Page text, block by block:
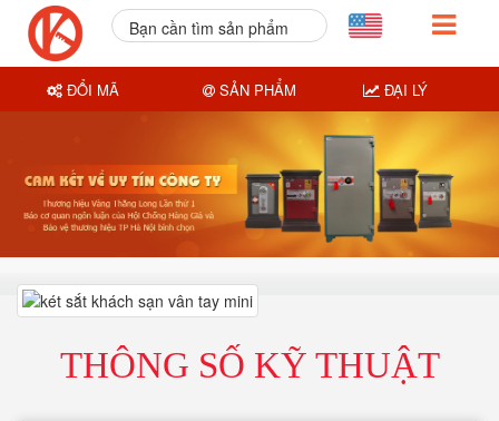
THÔNG SỐ KỸ THUẬT
Bạn cần tìm sản phẩm
ĐỔI MÃ SẢN PHẨM ĐẠI LÝ